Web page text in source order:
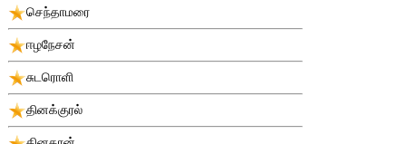
செந்தாமரை
ஈழநேசன்
சுடரொளி
தினக்குரல்